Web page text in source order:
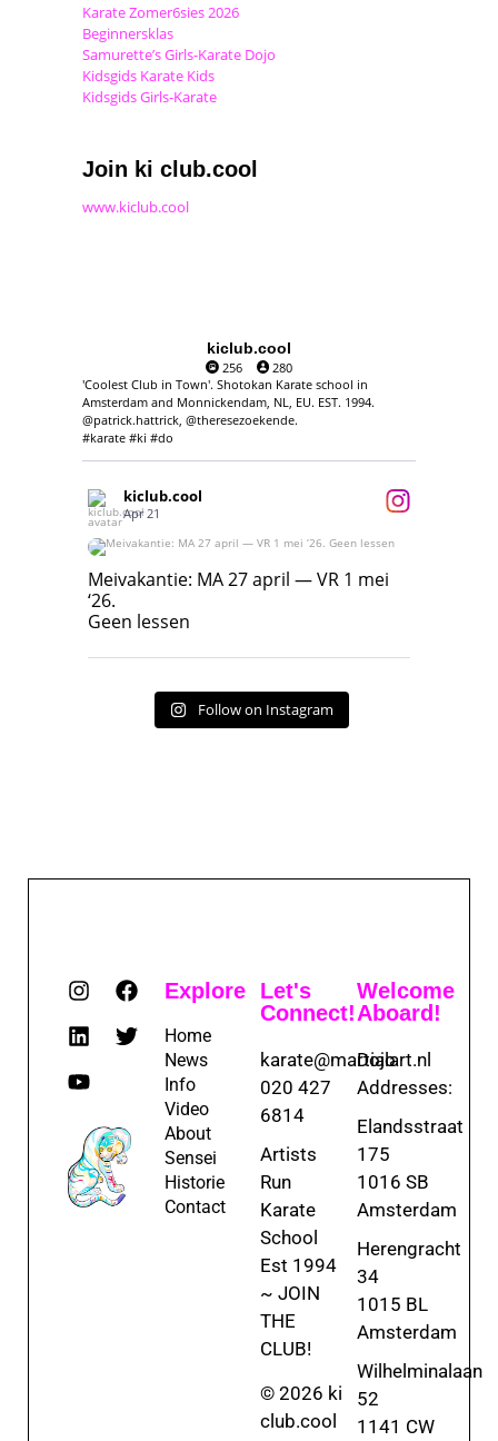
Karate Zomer6sies 2026
Beginnersklas
Samurette’s Girls-Karate Dojo
Kidsgids Karate Kids
Kidsgids Girls-Karate
Join ki club.cool
www.kiclub.cool
kiclub.cool
256
280
'Coolest Club in Town'. Shotokan Karate school in
Amsterdam and Monnickendam, NL, EU. EST. 1994.
@patrick.hattrick, @theresezoekende.
#karate #ki #do
kiclub.cool
Apr 21
Meivakantie: MA 27 april — VR 1 mei ‘26.
Geen lessen
Meivakantie: MA 27 april — VR 1 mei
‘26.
Geen lessen
Follow on Instagram
Explore
Home
News
Info
Video
About
Sensei
Historie
Contact
Let's
Connect!
karate@martialart.nl
020 427
6814
Artists
Run
Karate
School
Est 1994
~ JOIN
THE
CLUB!
© 2026 ki
club.cool
Welcome
Aboard!
Dojo
Addresses:
Elandsstraat
175
1016 SB
Amsterdam
Herengracht
34
1015 BL
Amsterdam
Wilhelminalaan
52
1141 CW